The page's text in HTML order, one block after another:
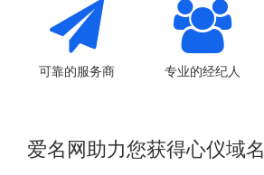
可靠的服务商 专业的经纪人
爱名网助力您获得心仪域名